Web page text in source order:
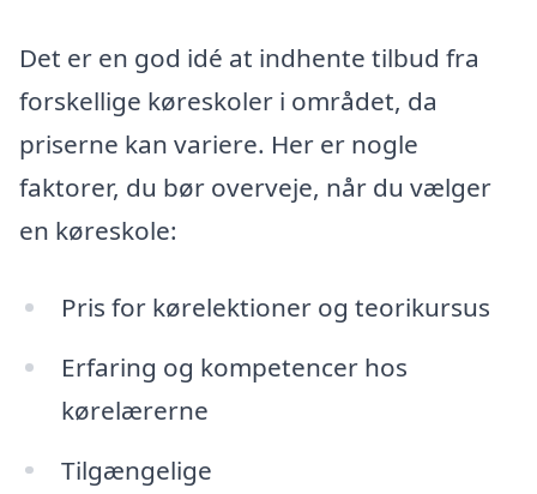
Det er en god idé at indhente tilbud fra
forskellige køreskoler i området, da
priserne kan variere. Her er nogle
faktorer, du bør overveje, når du vælger
en køreskole:
Pris for kørelektioner og teorikursus
Erfaring og kompetencer hos
kørelærerne
Tilgængelige